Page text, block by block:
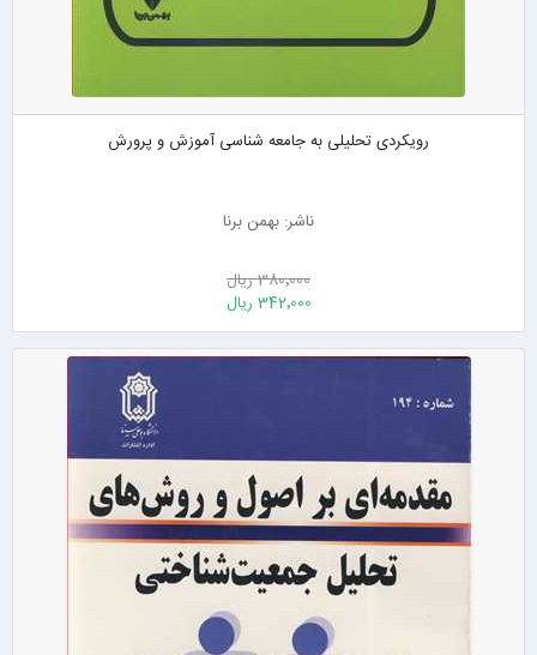
رویکردی تحلیلی به جامعه شناسی آموزش و پرورش
ناشر: بهمن برنا
380٬000 ریال
342٬000 ریال